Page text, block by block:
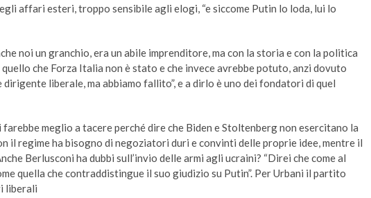
affari esteri, troppo sensibile agli elogi, “e siccome Putin lo loda, lui lo
noi un granchio, era un abile imprenditore, ma con la storia e con la politica
quello che Forza Italia non è stato e che invece avrebbe potuto, anzi dovuto
dirigente liberale, ma abbiamo fallito”, e a dirlo è uno dei fondatori di quel
meglio a tacere perché dire che Biden e Stoltenberg non esercitano la
il regime ha bisogno di negoziatori duri e convinti delle proprie idee, mentre il
Berlusconi ha dubbi sull’invio delle armi agli ucraini? “Direi che come al
quella che contraddistingue il suo giudizio su Putin”. Per Urbani il partito
liberali